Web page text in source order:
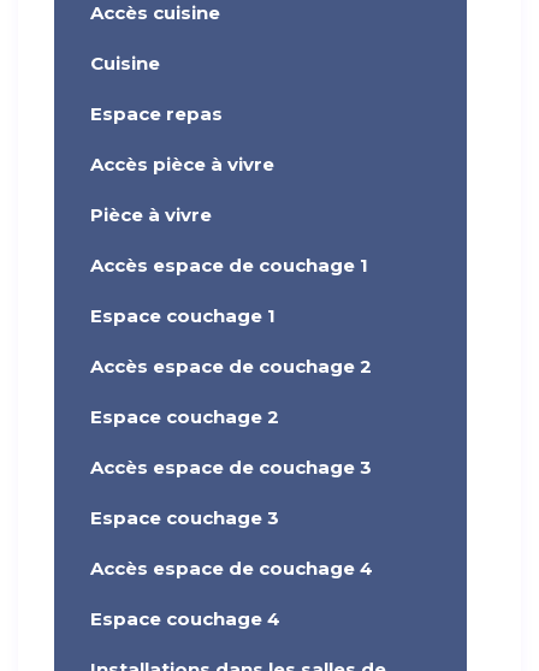
Accès cuisine
Cuisine
Espace repas
Accès pièce à vivre
Pièce à vivre
Accès espace de couchage 1
Espace couchage 1
Accès espace de couchage 2
Espace couchage 2
Accès espace de couchage 3
Espace couchage 3
Accès espace de couchage 4
Espace couchage 4